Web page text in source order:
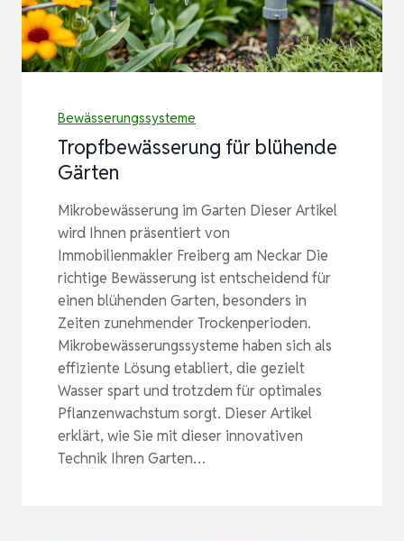
Bewässerungssysteme
Tropfbewässerung für blühende
Gärten
Mikrobewässerung im Garten Dieser Artikel
wird Ihnen präsentiert von
Immobilienmakler Freiberg am Neckar Die
richtige Bewässerung ist entscheidend für
einen blühenden Garten, besonders in
Zeiten zunehmender Trockenperioden.
Mikrobewässerungssysteme haben sich als
effiziente Lösung etabliert, die gezielt
Wasser spart und trotzdem für optimales
Pflanzenwachstum sorgt. Dieser Artikel
erklärt, wie Sie mit dieser innovativen
Technik Ihren Garten…